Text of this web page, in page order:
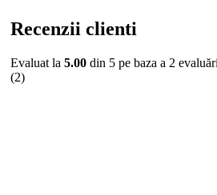
Recenzii clienti
Evaluat la 5.00 din 5 pe baza a 2
(2)